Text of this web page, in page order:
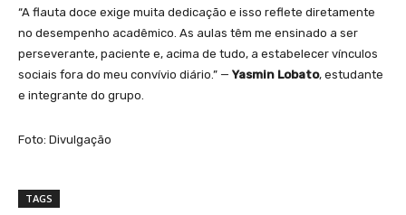
“A flauta doce exige muita dedicação e isso reflete diretamente
no desempenho acadêmico. As aulas têm me ensinado a ser
perseverante, paciente e, acima de tudo, a estabelecer vínculos
sociais fora do meu convívio diário.” — Yasmin Lobato, estudante
e integrante do grupo.
Foto: Divulgação
TAGS